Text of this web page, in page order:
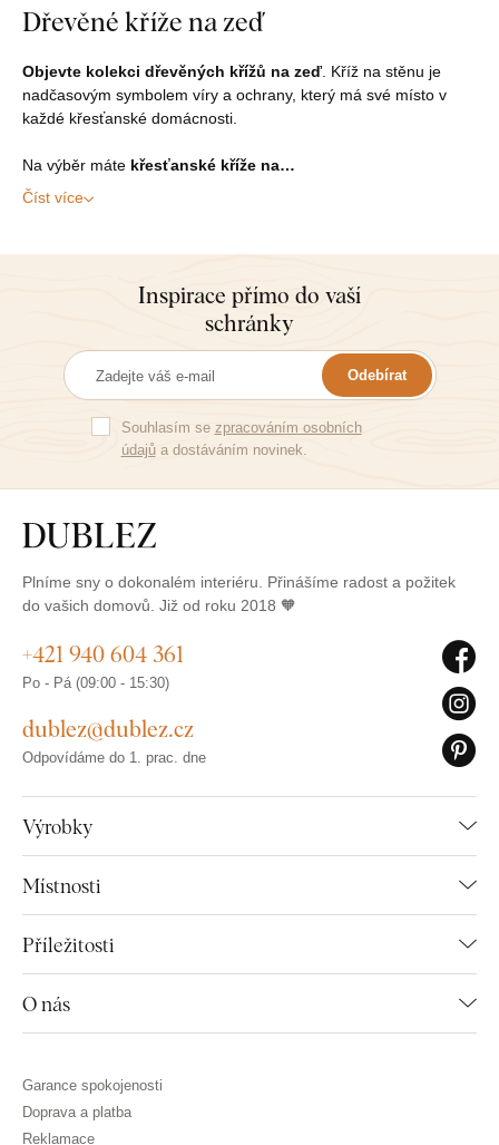
Dřevěné kříže na zeď
Objevte kolekci dřevěných křížů na zeď . Kříž na stěnu je
nadčasovým symbolem víry a ochrany, který má své místo v
každé křesťanské domácnosti.
Na výběr máte křesťanské kříže na…
Číst více
Inspirace přímo do vaší
schránky
Odebírat
Souhlasím se zpracováním osobních
údajůa dostáváním novinek.
Plníme sny o dokonalém interiéru. Přinášíme radost a požitek
do vašich domovů. Již od roku 2018 🧡
Výrobky
Místnosti
Příležitosti
O nás
+421 940 604 361
Po - Pá (09:00 - 15:30)
dublez@dublez.cz
Odpovídáme do 1. prac. dne
Garance spokojenosti
Doprava a platba
Reklamace